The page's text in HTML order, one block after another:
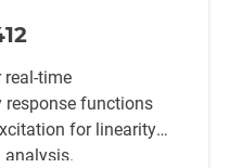
real-time
response functions
for linearity
analysis.